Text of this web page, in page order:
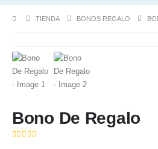
TIENDA BONOS REGALO
Bono De Regalo